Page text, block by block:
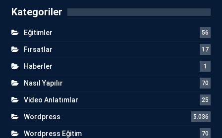
Kategoriler
Eğitimler 56
Fırsatlar 17
Haberler 1
Nasıl Yapılır 70
Video Anlatımlar 25
Wordpress 5.036
Wordpress Eğitim 70